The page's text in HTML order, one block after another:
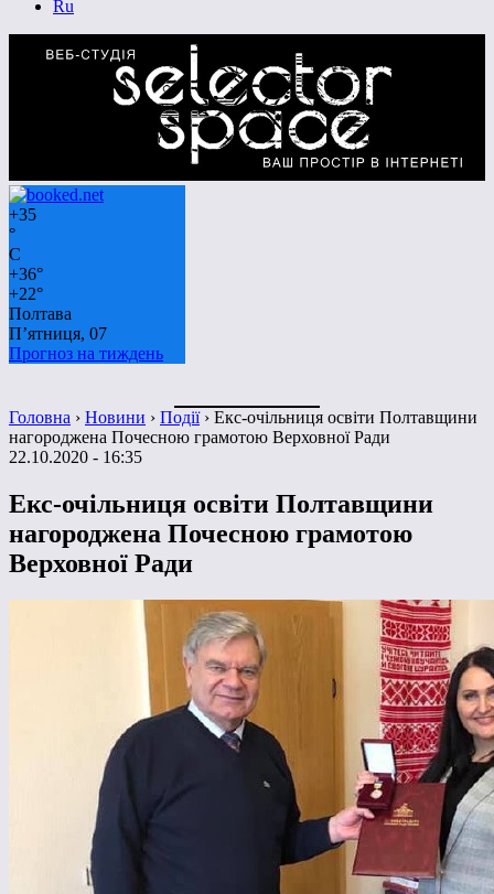
Ru
+35
°
C
+36°
+22°
Полтава
П’ятниця, 07
Прогноз на тиждень
Головна › Новини › Події› Екс-очільниця освіти Полтавщини
нагороджена Почесною грамотою Верховної Ради
22.10.2020 - 16:35
Екс-очільниця освіти Полтавщини
нагороджена Почесною грамотою
Верховної Ради